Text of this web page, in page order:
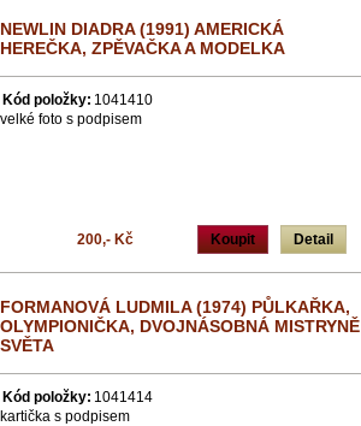
NEWLIN DIADRA (1991) AMERICKÁ
HEREČKA, ZPĚVAČKA A MODELKA
Kód položky: 1041410
velké foto s podpisem
Koupit Detail
200,- Kč
FORMANOVÁ LUDMILA (1974) PŮLKAŘKA,
OLYMPIONIČKA, DVOJNÁSOBNÁ MISTRYNĚ
SVĚTA
Kód položky: 1041414
kartička s podpisem